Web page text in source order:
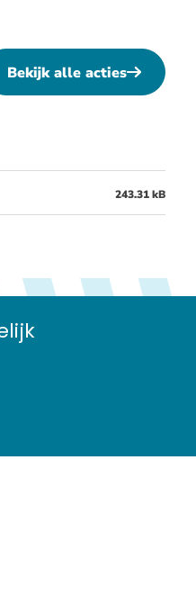
Bekijk alle acties
243.31 kB